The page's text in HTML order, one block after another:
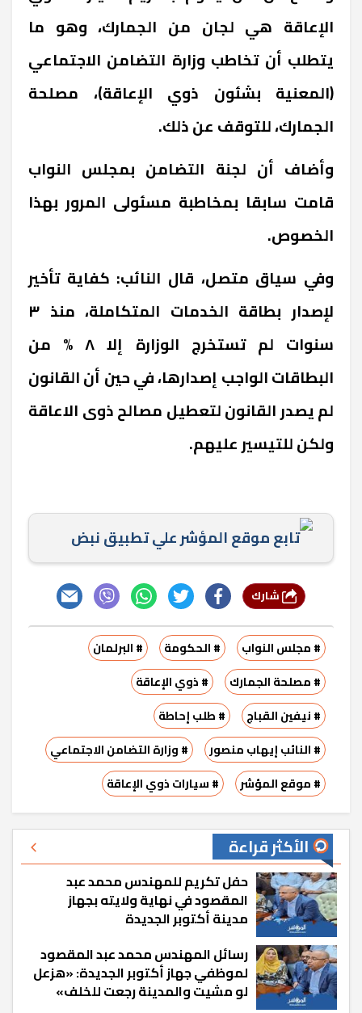
الإعاقة هي لجان من الجمارك، وهو ما
يتطلب أن تخاطب وزارة التضامن الاجتماعي
(المعنية بشئون ذوي الإعاقة)، مصلحة
الجمارك، للتوقف عن ذلك.
وأضاف أن لجنة التضامن بمجلس النواب
قامت سابقا بمخاطبة مسئولى المرور بهذا
الخصوص.
وفي سياق متصل، قال النائب: كفاية تأخير
لإصدار بطاقة الخدمات المتكاملة، منذ ٣
سنوات لم تستخرج الوزارة إلا ٨ % من
البطاقات الواجب إصدارها، في حين أن القانون
لم يصدر القانون لتعطيل مصالح ذوى الاعاقة
ولكن للتيسير عليهم.
تابع موقع المؤشر علي تطبيق نبض
# مجلس النواب # الحكومة
# البرلمان
# مصلحة الجمارك
# ذوي الإعاقة
# نيفين القباج
# طلب إحاطة
# النائب إيهاب منصور
# وزارة التضامن الاجتماعي
# موقع المؤشر
# سيارات ذوي الإعاقة
الأكثر قراءة
حفل تكريم للمهندس محمد عبد
المقصود في نهاية ولايته بجهاز
مدينة أكتوبر الجديدة
رسائل المهندس محمد عبد المقصود
لموظفي جهاز أكتوبر الجديدة: «هزعل
لو مشيت والمدينة رجعت للخلف»